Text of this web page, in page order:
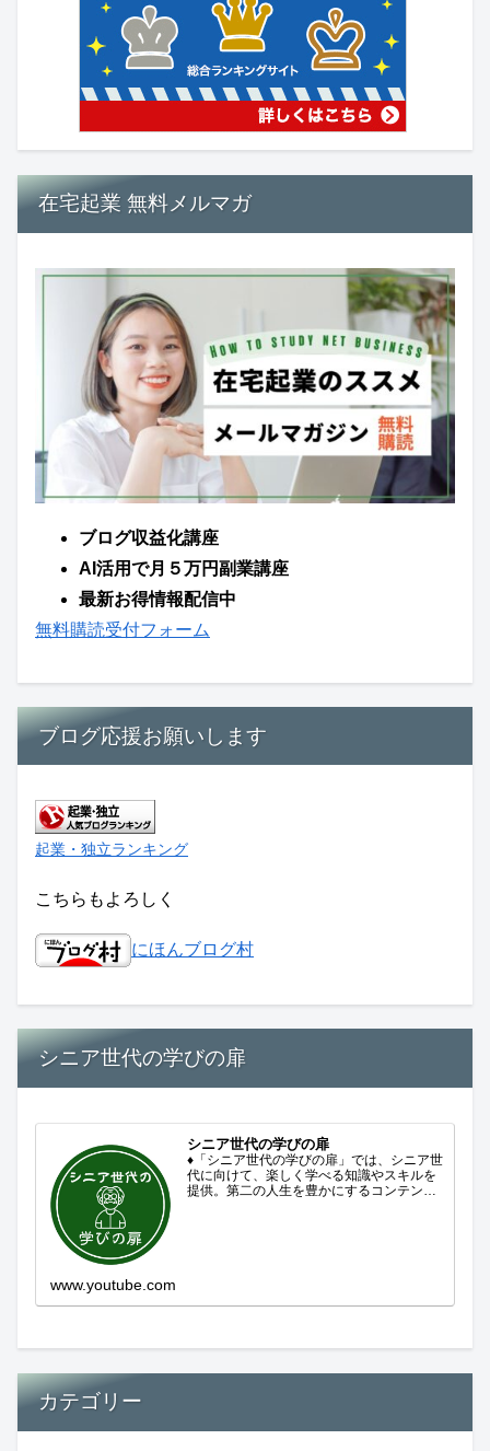
在宅起業 無料メルマガ
ブログ収益化講座
AI活用で月５万円副業講座
最新お得情報配信中
無料購読受付フォーム
ブログ応援お願いします
起業・独立ランキング
こちらもよろしく
にほんブログ村
シニア世代の学びの扉
シニア世代の学びの扉
♦「シニア世代の学びの扉」では、シニア世
代に向けて、楽しく学べる知識やスキルを
提供。第二の人生を豊かにするコンテンツ
www.youtube.com
カテゴリー